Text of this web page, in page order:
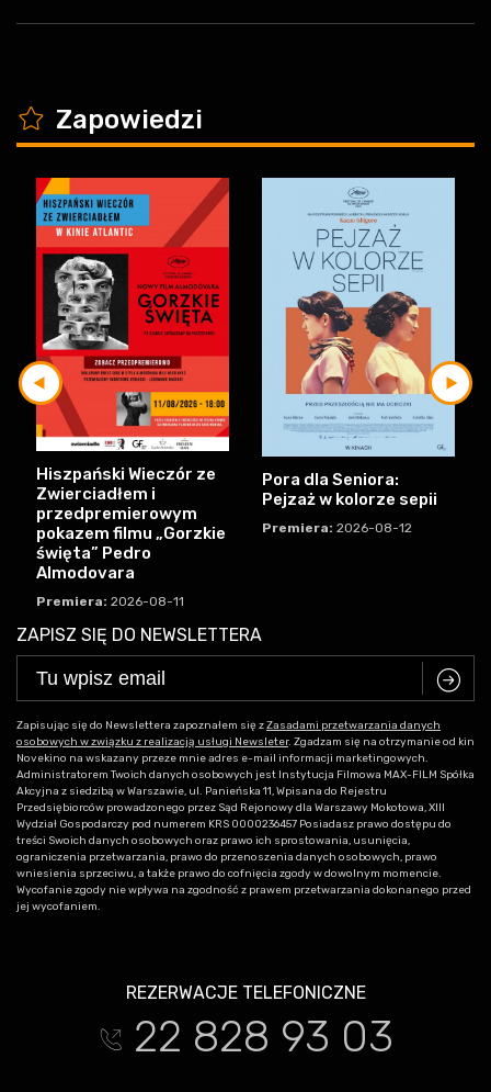
K Zapowiedzi
Hiszpański Wieczór ze
Zwierciadłem i
przedpremierowym
pokazem filmu „Gorzkie
święta” Pedro
Almodovara
Premiera: 2026-08-11
Pora dla Seniora:
Pejzaż w kolorze sepii
Premiera: 2026-08-12
ZAPISZ SIĘ DO NEWSLETTERA
C
Zapisując się do Newslettera zapoznałem się zZasadami przetwarzania danych
osobowych w związku z realizacją usługi Newsleter. Zgadzam się na otrzymanie od kin
Novekino na wskazany przeze mnie adres e-mail informacji marketingowych.
Administratorem Twoich danych osobowych jest Instytucja Filmowa MAX-FILM Spółka
Akcyjna z siedzibą w Warszawie, ul. Panieńska 11, Wpisana do Rejestru
Przedsiębiorców prowadzonego przez Sąd Rejonowy dla Warszawy Mokotowa, XIII
Wydział Gospodarczy pod numerem KRS 0000236457 Posiadasz prawo dostępu do
treści Swoich danych osobowych oraz prawo ich sprostowania, usunięcia,
ograniczenia przetwarzania, prawo do przenoszenia danych osobowych, prawo
wniesienia sprzeciwu, a także prawo do cofnięcia zgody w dowolnym momencie.
Wycofanie zgody nie wpływa na zgodność z prawem przetwarzania dokonanego przed
jej wycofaniem.
REZERWACJE TELEFONICZNE
t 22 828 93 03